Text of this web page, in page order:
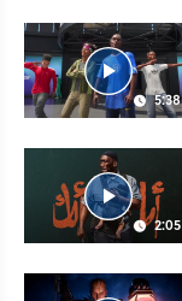
5:38
2:05